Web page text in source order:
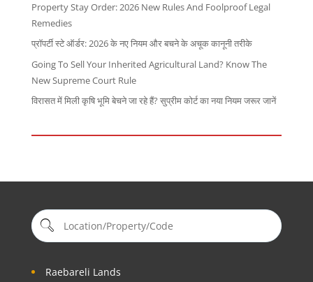
Property Stay Order: 2026 New Rules And Foolproof Legal
Remedies
प्रॉपर्टी स्टे ऑर्डर: 2026 के नए नियम और बचने के अचूक कानूनी तरीके
Going To Sell Your Inherited Agricultural Land? Know The
New Supreme Court Rule
विरासत में मिली कृषि भूमि बेचने जा रहे हैं? सुप्रीम कोर्ट का नया नियम जरूर जानें
Raebareli Lands